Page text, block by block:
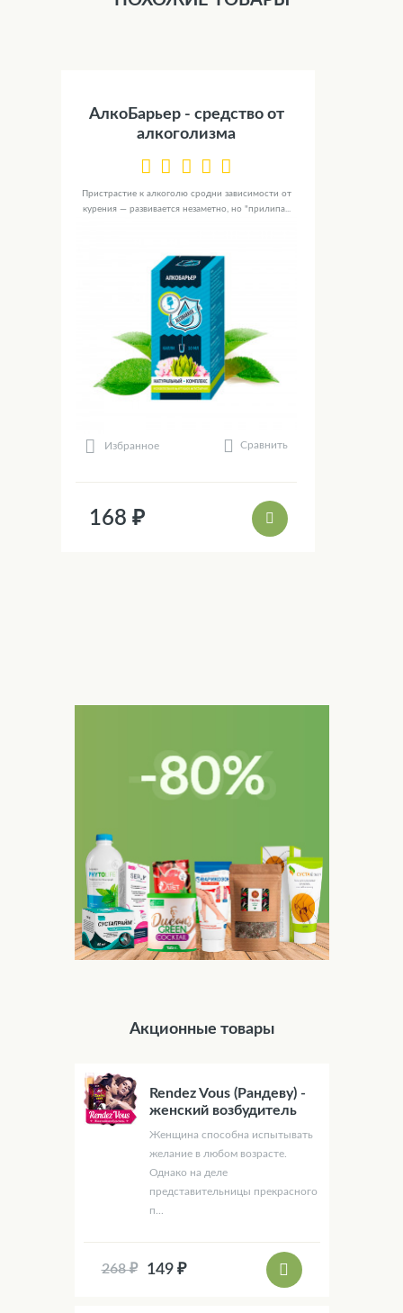
АлкоБарьер - средство от
алкоголизма
Пристрастие к алкоголю сродни зависимости от
курения — развивается незаметно, но "прилипа...
Избранное Сравнить
168 ₽
Акционные товары
Rendez Vous (Рандеву) -
женский возбудитель
Женщина способна испытывать
желание в любом возрасте.
Однако на деле
представительницы прекрасного
п...
268 ₽ 149 ₽